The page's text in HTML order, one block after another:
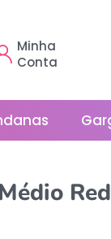
Minha
Conta